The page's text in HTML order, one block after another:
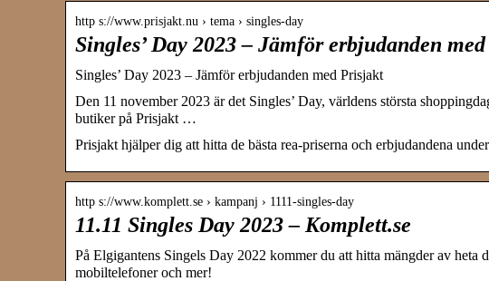
http s://www.prisjakt.nu › tema › singles-day
Singles’ Day 2023 – Jämför erbjudanden
Singles’ Day 2023 – Jämför erbjudanden med Prisjakt
Den 11 november 2023 är det Singles’ Day, världens största
butiker på Prisjakt …
Prisjakt hjälper dig att hitta de bästa rea-priserna och erbjudandena
http s://www.komplett.se › kampanj › 1111-singles-day
11.11 Singles Day 2023 – Komplett.se
På Elgigantens Singels Day 2022 kommer du att hitta mängder av
mobiltelefoner och mer!